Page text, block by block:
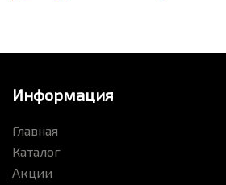
Информация
Главная
Каталог
Акции